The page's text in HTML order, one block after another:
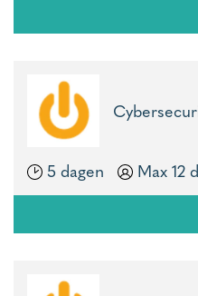
5 dagen
Max 12